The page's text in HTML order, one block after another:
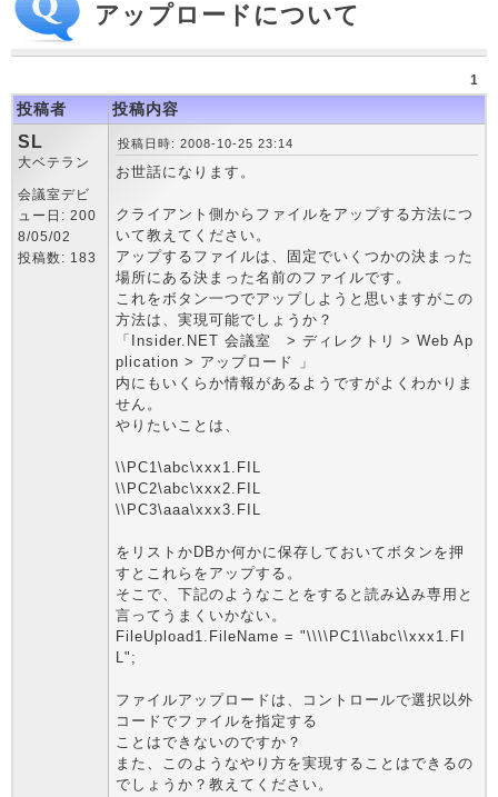
アップロードについて
1
投稿者 投稿内容
SL
大ベテラン
会議室デビ
ュー日: 200
8/05/02
投稿数: 183
投稿日時: 2008-10-25 23:14
お世話になります。
クライアント側からファイルをアップする方法につ
いて教えてください。
アップするファイルは、固定でいくつかの決まった
場所にある決まった名前のファイルです。
これをボタン一つでアップしようと思いますがこの
方法は、実現可能でしょうか？
「Insider.NET 会議室 > ディレクトリ > Web Ap
plication > アップロード 」
内にもいくらか情報があるようですがよくわかりま
せん。
やりたいことは、
\\PC1\abc\xxx1.FIL
\\PC2\abc\xxx2.FIL
\\PC3\aaa\xxx3.FIL
をリストかDBか何かに保存しておいてボタンを押
すとこれらをアップする。
そこで、下記のようなことをすると読み込み専用と
言ってうまくいかない。
FileUpload1.FileName = "\\\\PC1\\abc\\xxx1.FI
L";
ファイルアップロードは、コントロールで選択以外
コードでファイルを指定する
ことはできないのですか？
また、このようなやり方を実現することはできるの
でしょうか？教えてください。